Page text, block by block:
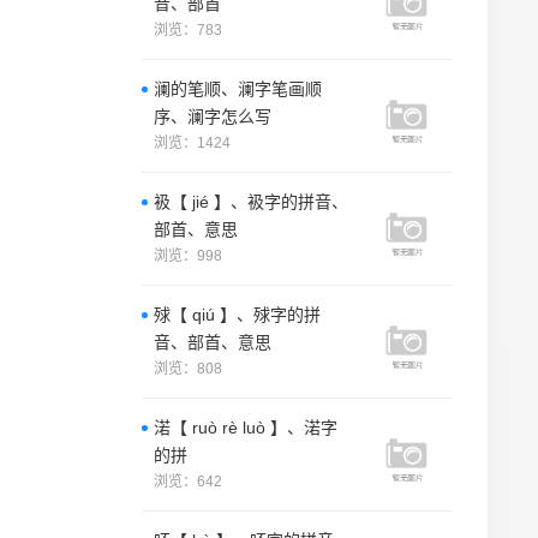
浏览：783
澜的笔顺、澜字笔画顺
序、澜字怎么写
浏览：1424
衱【 jié 】、衱字的拼音、
部首、意思
浏览：998
殏【 qiú 】、殏字的拼
音、部首、意思
浏览：808
渃【 ruò rè luò 】、渃字
的拼
浏览：642